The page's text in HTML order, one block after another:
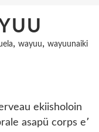
, wayuu, wayuunaiki
ekiisholoin
asapü corps e՚